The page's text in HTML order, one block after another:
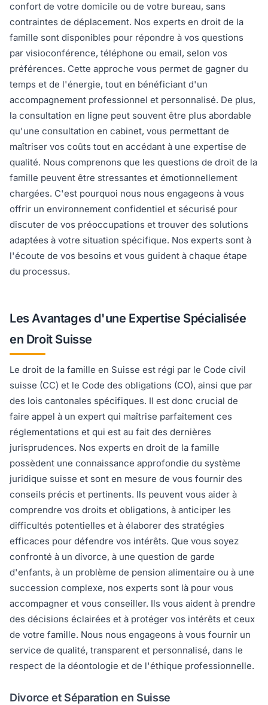
confort de votre domicile ou de votre bureau, sans
contraintes de déplacement. Nos experts en droit de la
famille sont disponibles pour répondre à vos questions
par visioconférence, téléphone ou email, selon vos
préférences. Cette approche vous permet de gagner du
temps et de l'énergie, tout en bénéficiant d'un
accompagnement professionnel et personnalisé. De plus,
la consultation en ligne peut souvent être plus abordable
qu'une consultation en cabinet, vous permettant de
maîtriser vos coûts tout en accédant à une expertise de
qualité. Nous comprenons que les questions de droit de la
famille peuvent être stressantes et émotionnellement
chargées. C'est pourquoi nous nous engageons à vous
offrir un environnement confidentiel et sécurisé pour
discuter de vos préoccupations et trouver des solutions
adaptées à votre situation spécifique. Nos experts sont à
l'écoute de vos besoins et vous guident à chaque étape
du processus.
Les Avantages d'une Expertise Spécialisée
en Droit Suisse
Le droit de la famille en Suisse est régi par le Code civil
suisse (CC) et le Code des obligations (CO), ainsi que par
des lois cantonales spécifiques. Il est donc crucial de
faire appel à un expert qui maîtrise parfaitement ces
réglementations et qui est au fait des dernières
jurisprudences. Nos experts en droit de la famille
possèdent une connaissance approfondie du système
juridique suisse et sont en mesure de vous fournir des
conseils précis et pertinents. Ils peuvent vous aider à
comprendre vos droits et obligations, à anticiper les
difficultés potentielles et à élaborer des stratégies
efficaces pour défendre vos intérêts. Que vous soyez
confronté à un divorce, à une question de garde
d'enfants, à un problème de pension alimentaire ou à une
succession complexe, nos experts sont là pour vous
accompagner et vous conseiller. Ils vous aident à prendre
des décisions éclairées et à protéger vos intérêts et ceux
de votre famille. Nous nous engageons à vous fournir un
service de qualité, transparent et personnalisé, dans le
respect de la déontologie et de l'éthique professionnelle.
Divorce et Séparation en Suisse